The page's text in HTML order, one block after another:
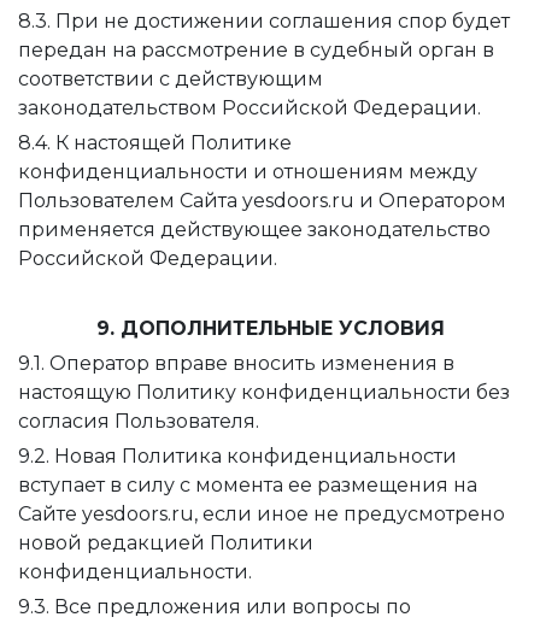
8.3. При не достижении соглашения спор будет
передан на рассмотрение в судебный орган в
соответствии с действующим
законодательством Российской Федерации.
8.4. К настоящей Политике
конфиденциальности и отношениям между
Пользователем Сайта yesdoors.ru и Оператором
применяется действующее законодательство
Российской Федерации.
9. ДОПОЛНИТЕЛЬНЫЕ УСЛОВИЯ
9.1. Оператор вправе вносить изменения в
настоящую Политику конфиденциальности без
согласия Пользователя.
9.2. Новая Политика конфиденциальности
вступает в силу с момента ее размещения на
Сайте yesdoors.ru, если иное не предусмотрено
новой редакцией Политики
конфиденциальности.
9.3. Все предложения или вопросы по